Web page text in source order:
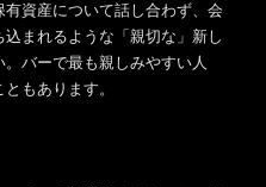
資産について話し合わず、会
まれるような「親切な」新し
バーで最も親しみやすい人
もあります。